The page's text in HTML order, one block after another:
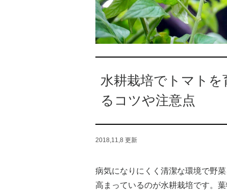
水耕栽培でトマト
るコツや注意点
2018,11,8 更新
病気になりにくく清潔な環境で野
高まっているのが水耕栽培です。